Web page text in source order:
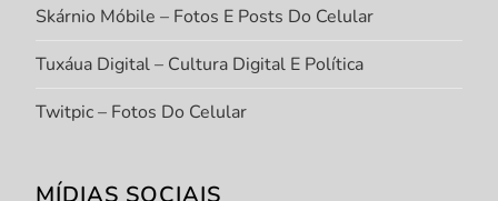
Skárnio Móbile – Fotos E Posts Do Celular
Tuxáua Digital – Cultura Digital E Política
Twitpic – Fotos Do Celular
MÍDIAS SOCIAIS